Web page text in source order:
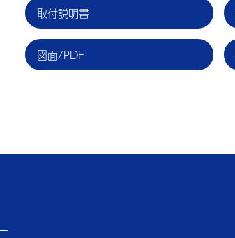
取付説明書
図面/PDF